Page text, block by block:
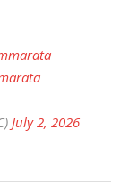
July 2, 2026